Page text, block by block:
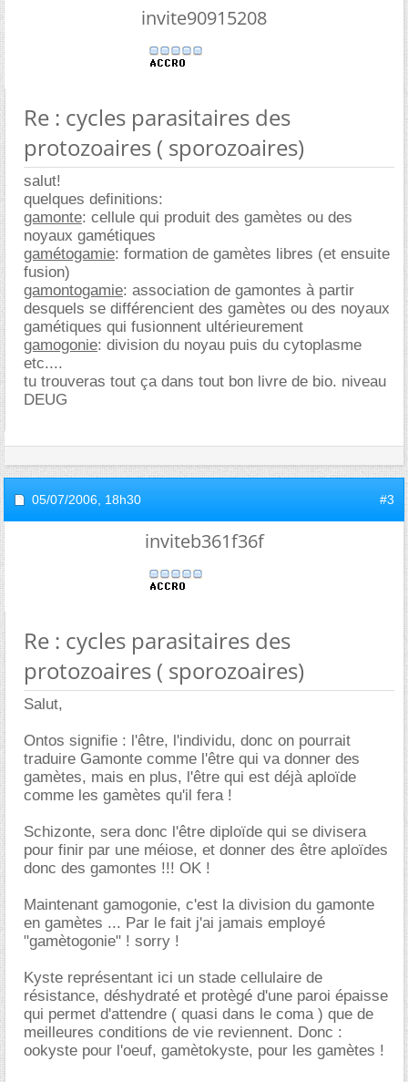
invite90915208
Re : cycles parasitaires des
protozoaires ( sporozoaires)
salut!
quelques definitions:
gamonte: cellule qui produit des gamètes ou des
noyaux gamétiques
gamétogamie: formation de gamètes libres (et ensuite
fusion)
gamontogamie: association de gamontes à partir
desquels se différencient des gamètes ou des noyaux
gamétiques qui fusionnent ultérieurement
gamogonie: division du noyau puis du cytoplasme
etc....
tu trouveras tout ça dans tout bon livre de bio. niveau
DEUG
05/07/2006, 18h30 #3
inviteb361f36f
Re : cycles parasitaires des
protozoaires ( sporozoaires)
Salut,
Ontos signifie : l'être, l'individu, donc on pourrait
traduire Gamonte comme l'être qui va donner des
gamètes, mais en plus, l'être qui est déjà aploïde
comme les gamètes qu'il fera !
Schizonte, sera donc l'être diploïde qui se divisera
pour finir par une méiose, et donner des être aploïdes
donc des gamontes !!! OK !
Maintenant gamogonie, c'est la division du gamonte
en gamètes ... Par le fait j'ai jamais employé
"gamètogonie" ! sorry !
Kyste représentant ici un stade cellulaire de
résistance, déshydraté et protègé d'une paroi épaisse
qui permet d'attendre ( quasi dans le coma ) que de
meilleures conditions de vie reviennent. Donc :
ookyste pour l'oeuf, gamètokyste, pour les gamètes !